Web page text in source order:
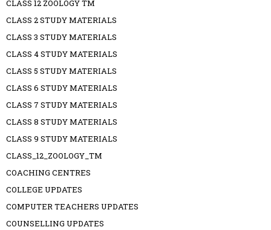
CLASS 12 ZOOLOGY TM
CLASS 2 STUDY MATERIALS
CLASS 3 STUDY MATERIALS
CLASS 4 STUDY MATERIALS
CLASS 5 STUDY MATERIALS
CLASS 6 STUDY MATERIALS
CLASS 7 STUDY MATERIALS
CLASS 8 STUDY MATERIALS
CLASS 9 STUDY MATERIALS
CLASS_12_ZOOLOGY_TM
COACHING CENTRES
COLLEGE UPDATES
COMPUTER TEACHERS UPDATES
COUNSELLING UPDATES